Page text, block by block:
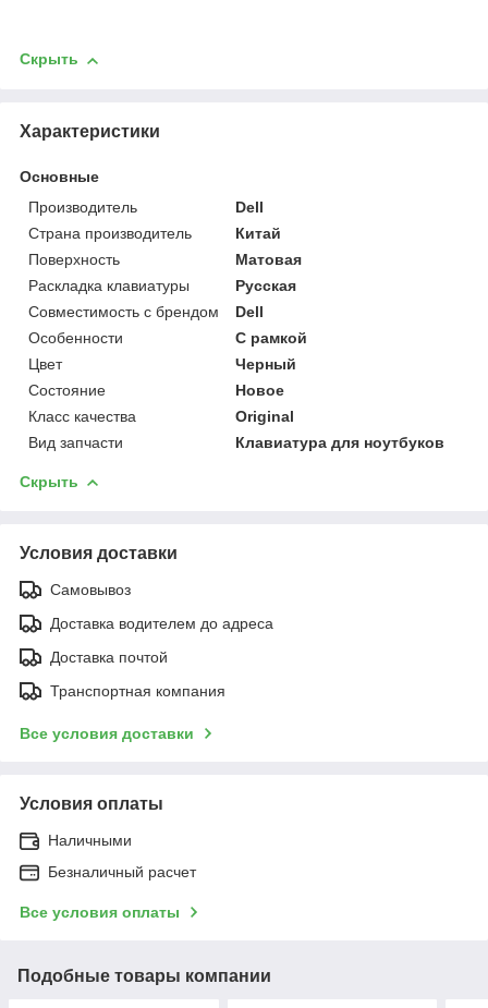
Скрыть
Характеристики
Основные
Производитель
Dell
Страна производитель
Китай
Поверхность
Матовая
Раскладка клавиатуры
Русская
Совместимость с брендом
Dell
Особенности
С рамкой
Цвет
Черный
Состояние
Новое
Класс качества
Original
Вид запчасти
Клавиатура для ноутбуков
Скрыть
Условия доставки
Самовывоз
Доставка водителем до адреса
Доставка почтой
Транспортная компания
Все условия доставки
Условия оплаты
Наличными
Безналичный расчет
Все условия оплаты
Подобные товары компании